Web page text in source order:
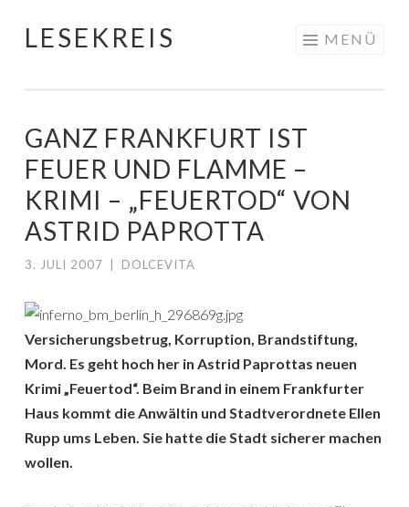
Springe
LESEKREIS MENÜ
GANZ FRANKFURT IST
FEUER UND FLAMME –
KRIMI – „FEUERTOD“ VON
ASTRID PAPROTTA
3. JULI 2007 DOLCEVITA
Versicherungsbetrug, Korruption, Brandstiftung,
Mord. Es geht hoch her in Astrid Paprottas neuen
Krimi „Feuertod“. Beim Brand in einem Frankfurter
Haus kommt die Anwältin und Stadtverordnete Ellen
Rupp ums Leben. Sie hatte die Stadt sicherer machen
wollen.